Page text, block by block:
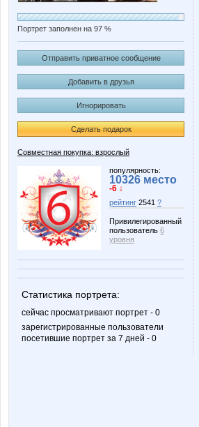
Портрет заполнен на 97 %
Отправить приватное сообщение
Добавить в друзья
Игнорировать
Сделать подарок
Совместная покупка: взрослый
популярность:
10326 место
-6 ↓
рейтинг 2541 ?
Привилегированный
пользователь 6
уровня
Статистика портрета:
сейчас просматривают портрет - 0
зарегистрированные пользователи
посетившие портрет за 7 дней - 0